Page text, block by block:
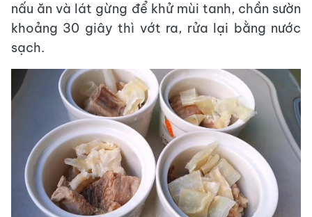
nấu ăn và lát gừng để khử mùi tanh, chần sườn
khoảng 30 giây thì vớt ra, rửa lại bằng nước
sạch.